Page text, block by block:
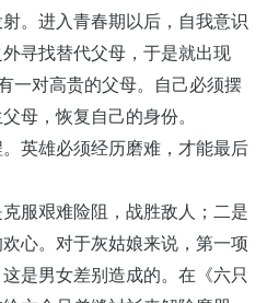
。进入青春期以后，自我意识
寻找替代父母，于是就出现
一对高贵的父母。自己必须摆
母，恢复自己的身份。
英雄必须经历磨难，才能最后
服艰难险阻，战胜敌人；二是
心。对于灰姑娘来说，第一项
是男女差别造成的。在《六只